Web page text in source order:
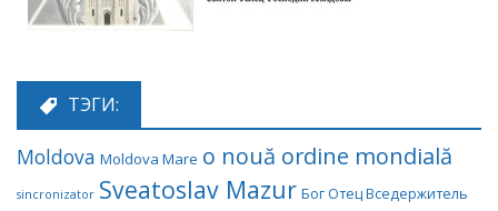
ТЭГИ:
Moldova Moldova Mare o nouă ordine mondială
sincronizator Sveatoslav Mazur Бог Отец Вседержитель